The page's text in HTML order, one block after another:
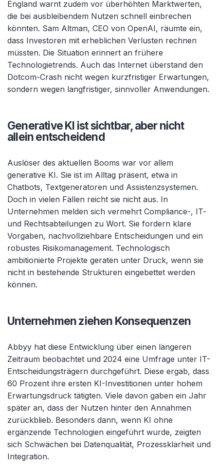
England warnt zudem vor überhöhten Marktwerten,
die bei ausbleibendem Nutzen schnell einbrechen
könnten. Sam Altman, CEO von OpenAI, räumte ein,
dass Investoren mit erheblichen Verlusten rechnen
müssten. Die Situation erinnert an frühere
Technologietrends. Auch das Internet überstand den
Dotcom-Crash nicht wegen kurzfristiger Erwartungen,
sondern wegen langfristiger, sinnvoller Anwendungen.
Generative KI ist sichtbar, aber nicht
allein entscheidend
Auslöser des aktuellen Booms war vor allem
generative KI. Sie ist im Alltag präsent, etwa in
Chatbots, Textgeneratoren und Assistenzsystemen.
Doch in vielen Fällen reicht sie nicht aus. In
Unternehmen melden sich vermehrt Compliance-, IT-
und Rechtsabteilungen zu Wort. Sie fordern klare
Vorgaben, nachvollziehbare Entscheidungen und ein
robustes Risikomanagement. Technologisch
ambitionierte Projekte geraten unter Druck, wenn sie
nicht in bestehende Strukturen eingebettet werden
können.
Unternehmen ziehen Konsequenzen
Abbyy hat diese Entwicklung über einen längeren
Zeitraum beobachtet und 2024 eine Umfrage unter IT-
Entscheidungsträgern durchgeführt. Diese ergab, dass
60 Prozent ihre ersten KI-Investitionen unter hohem
Erwartungsdruck tätigten. Viele davon gaben ein Jahr
später an, dass der Nutzen hinter den Annahmen
zurückblieb. Besonders dann, wenn KI ohne
ergänzende Technologien eingeführt wurde, zeigten
sich Schwächen bei Datenqualität, Prozessklarheit und
Integration.